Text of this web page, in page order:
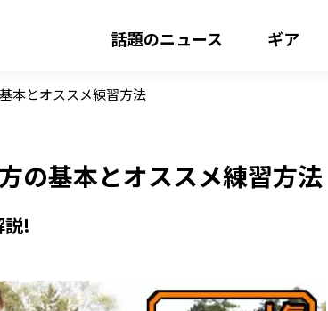
話題のニュース ギア
本とオススメ練習方法
の基本とオススメ練習方法
説!